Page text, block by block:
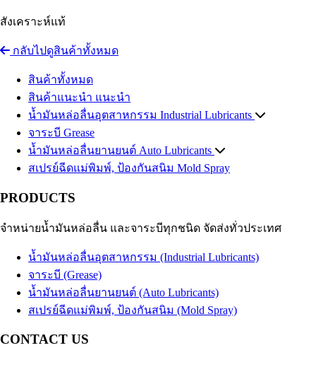
สังเคราะห์แท้
กลับไปดูสินค้าทั้งหมด
สินค้าทั้งหมด
สินค้าแนะนำ แนะนำ
น้ำมันหล่อลื่นอุตสาหกรรม Industrial Lubricants
น้ำมันไฮดรอลิค
น้ำมันถ่ายเทความร้อนHeat Transfer Oil
น้ำมันเกียร์อุตสาหกรรม Industrial Gear Oil
น้ำมันสไลด์เวย์
น้ำมัน EDM
น้ำมันสปาร์ค
Turbine Oil
น้ำมันปั๊มลมAir Compressor Oil
น้ำมันหม้อแปลงไฟฟ้า
น้ำมันห้องเย็นRefrigeration Oil
น้ำมันกันสนิม
จาระบี Grease
น้ำมันหล่อลื่นยานยนต์ Auto Lubricants
น้ำมันเครื่องเบนซินGasoline Engine Oil
น้ำมันเกียร์และน้ำมันเฟืองท้าย
น้ำมันเบรก
Brake Fluid
Coolant น้ำยาหม้อน้ำรถยนต์ น้ำยาหล่อเย็นสำเร็จรูป
อื่นๆ Others
สเปรย์ฉีดแม่พิมพ์, ป้องกันสนิม Mold Spray
PRODUCTS
จำหน่ายน้ำมันหล่อลื่น และจาระบีทุกชนิด จัดส่งทั่วประเทศ
น้ำมันหล่อลื่นอุตสาหกรรม (Industrial Lubricants)
จาระบี (Grease)
น้ำมันหล่อลื่นยานยนต์ (Auto Lubricants)
สเปรย์ฉีดแม่พิมพ์, ป้องกันสนิม (Mold Spray)
CONTACT US